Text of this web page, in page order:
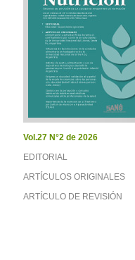
Vol.27 N°2 de 2026
EDITORIAL
ARTÍCULOS ORIGINALES
ARTÍCULO DE REVISIÓN